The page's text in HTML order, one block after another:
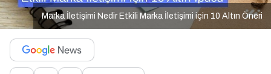
Marka İletişimi Nedir Etkili Marka İletişimi için 10 Altın Öneri